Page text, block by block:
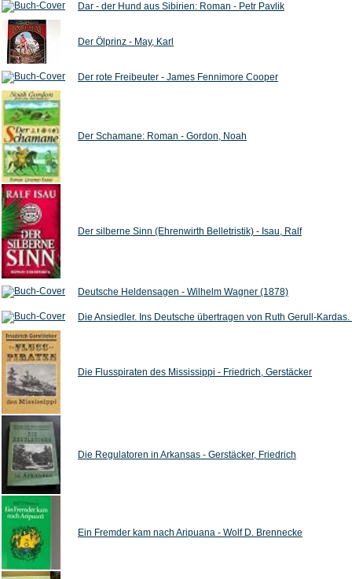
Dar - der Hund aus Sibirien: Roman - Petr Pavlik
Der Ölprinz - May, Karl
Der rote Freibeuter - James Fennimore Cooper
Der Schamane: Roman - Gordon, Noah
Der silberne Sinn (Ehrenwirth Belletristik) - Isau, Ralf
Deutsche Heldensagen - Wilhelm Wagner (1878)
Die Ansiedler. Ins Deutsche übertragen von Ruth Gerull-
Die Flusspiraten des Mississippi - Friedrich, Gerstäcker
Die Regulatoren in Arkansas - Gerstäcker, Friedrich
Ein Fremder kam nach Aripuana - Wolf D. Brennecke